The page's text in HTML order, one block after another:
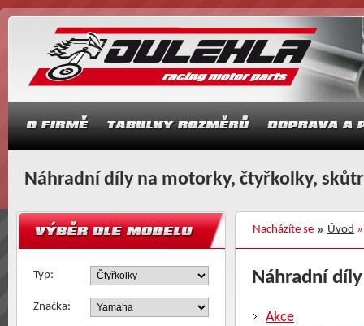
Náhradní díly na motorky, čtyřkolky,
Nacházíte se Úvod
Typ:
Značka:
Náhradní
Akce